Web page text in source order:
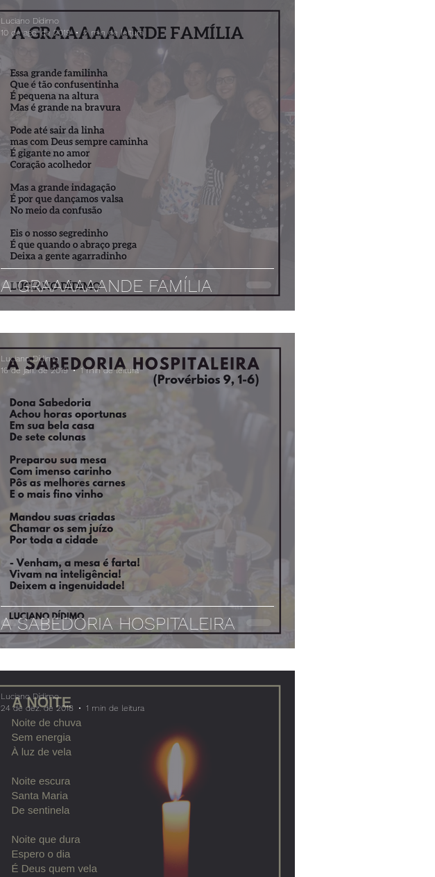
A GRAAAAAANDE FAMÍLIA
Luciano Dídimo
10 de ago. de 2019
2 min de leitura
A SABEDORIA HOSPITALEIRA
Luciano Dídimo
16 de jan. de 2019
1 min de leitura
Luciano Dídimo
24 de dez. de 2018
1 min de leitura